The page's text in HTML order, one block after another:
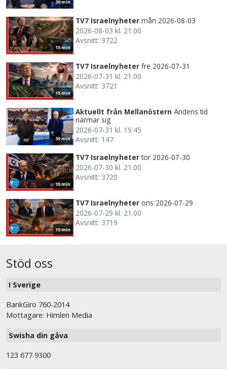
30 min
15 min
TV7 Israelnyheter mån 2026-08-03
2026-08-03 kl. 21.00
Avsnitt: 3722
15 min
TV7 Israelnyheter fre 2026-07-31
2026-07-31 kl. 21.00
Avsnitt: 3721
30 min
Aktuellt från Mellanöstern Ändens tid
närmar sig
2026-07-31 kl. 19.45
Avsnitt: 147
15 min
TV7 Israelnyheter tor 2026-07-30
2026-07-30 kl. 21.00
Avsnitt: 3720
15 min
TV7 Israelnyheter ons 2026-07-29
2026-07-29 kl. 21.00
Avsnitt: 3719
Stöd oss
I Sverige
BankGiro 760-2014
Mottagare: Himlen Media
Swisha din gåva
123 677 9300